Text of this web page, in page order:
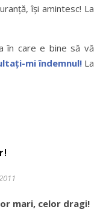
îşi amintesc! La
în care e bine să vă
mi îndemnul!La
mari, celor dragi!